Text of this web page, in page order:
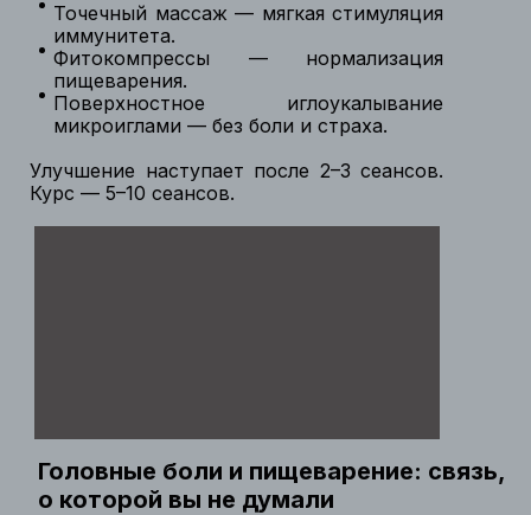
Точечный массаж — мягкая стимуляция
иммунитета.
Фитокомпрессы — нормализация
пищеварения.
Поверхностное иглоукалывание
микроиглами — без боли и страха.
Улучшение наступает после 2–3 сеансов.
Курс — 5–10 сеансов.
Головные боли и пищеварение: связь,
о которой вы не думали